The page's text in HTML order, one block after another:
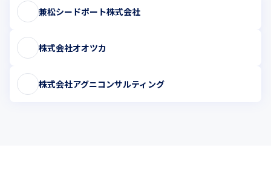
兼松シードポート株式会社
株式会社オオツカ
株式会社アグニコンサルティング